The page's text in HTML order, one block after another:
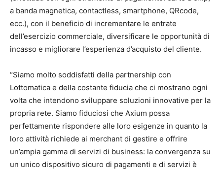
a banda magnetica, contactless, smartphone, QRcode,
ecc.), con il beneficio di incrementare le entrate
dell’esercizio commerciale, diversificare le opportunità di
incasso e migliorare l’esperienza d’acquisto del cliente.
“Siamo molto soddisfatti della partnership con
Lottomatica e della costante fiducia che ci mostrano ogni
volta che intendono sviluppare soluzioni innovative per la
propria rete. Siamo fiduciosi che Axium possa
perfettamente rispondere alle loro esigenze in quanto la
loro attività richiede ai merchant di gestire e offrire
un’ampia gamma di servizi di business: la convergenza su
un unico dispositivo sicuro di pagamenti e di servizi è